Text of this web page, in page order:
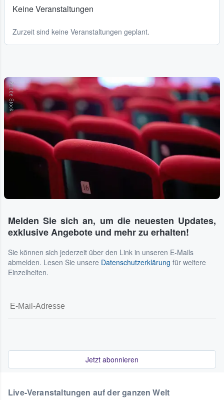
Keine Veranstaltungen
Zurzeit sind keine Veranstaltungen geplant.
Adobe Stock
Melden Sie sich an, um die neuesten Updates,
exklusive Angebote und mehr zu erhalten!
Sie können sich jederzeit über den Link in unseren E-Mails
abmelden. Lesen Sie unsere Datenschutzerklärung für weitere
Einzelheiten.
Jetzt abonnieren
Live-Veranstaltungen auf der ganzen Welt